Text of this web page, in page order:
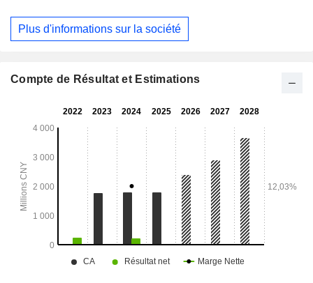
biologie synthétique, principalement dans la recherche, le
développement et la production d’une gamme de produits à
Plus d'informations sur la société
Compte de Résultat et Estimations